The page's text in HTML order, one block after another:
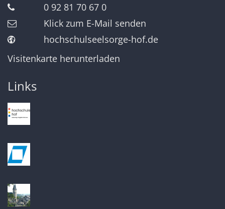
0 92 81 70 67 0
Klick zum E-Mail senden
hochschulseelsorge-hof.de
Visitenkarte herunterladen
Links